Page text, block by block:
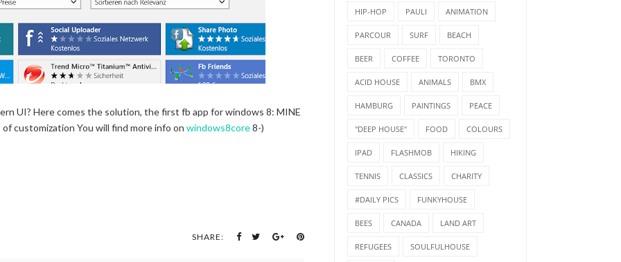
UI? Here comes the solution, the first fb app for windows 8: MINE
customization You will find more info on windows8core8-)
SHARE:
HIP-HOP PAULI ANIMATION
PARCOUR SURF BEACH
BEER COFFEE TORONTO
ACID HOUSE ANIMALS BMX
HAMBURG PAINTINGS PEACE
"DEEP HOUSE" FOOD COLOURS
IPAD FLASHMOB HIKING
TENNIS CLASSICS CHARITY
#DAILY PICS FUNKYHOUSE
BEES CANADA LAND ART
REFUGEES SOULFULHOUSE